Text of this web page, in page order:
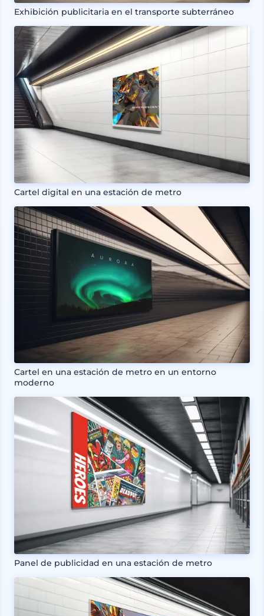
Exhibición publicitaria en el transporte subterráneo
Cartel digital en una estación de metro
Cartel en una estación de metro en un entorno
moderno
Panel de publicidad en una estación de metro